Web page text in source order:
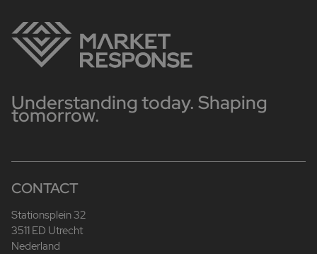
Understanding today. Shaping
tomorrow.
CONTACT
Stationsplein 32
3511 ED Utrecht
Nederland